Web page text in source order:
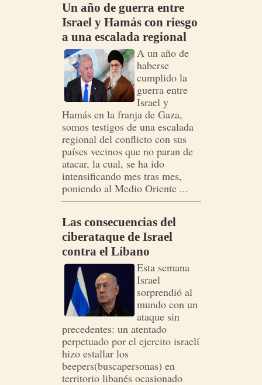
Un año de guerra entre
Israel y Hamás con riesgo
a una escalada regional
A un año de
haberse
cumplido la
guerra entre
Israel y
Hamás en la franja de Gaza,
somos testigos de una escalada
regional del conflicto con sus
países vecinos que no paran de
atacar, la cual, se ha ido
intensificando mes tras mes,
poniendo al Medio Oriente ...
Las consecuencias del
ciberataque de Israel
contra el Líbano
Esta semana
Israel
sorprendió al
mundo con un
ataque sin
precedentes: un atentado
perpetuado por el ejercito israelí
hizo estallar los
beepers(buscapersonas) en
territorio libanés ocasionado